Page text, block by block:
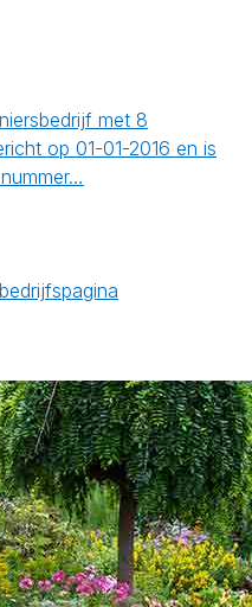
met 8
op 01-01-2016 en is